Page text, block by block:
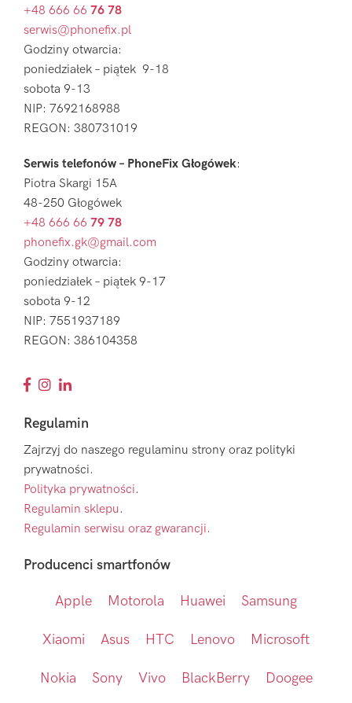
+48 666 66 76 78
serwis@phonefix.pl
Godziny otwarcia:
poniedziałek – piątek 9-18
sobota 9-13
NIP: 7692168988
REGON: 380731019
Serwis telefonów – PhoneFix Głogówek:
Piotra Skargi 15A
48-250 Głogówek
+48 666 66 79 78
phonefix.gk@gmail.com
Godziny otwarcia:
poniedziałek – piątek 9-17
sobota 9-12
NIP: 7551937189
REGON: 386104358
Regulamin
Zajrzyj do naszego regulaminu strony oraz polityki
prywatności.
Polityka prywatności.
Regulamin sklepu.
Regulamin serwisu oraz gwarancji.
Producenci smartfonów
Apple Motorola Huawei Samsung
Xiaomi Asus HTC Lenovo Microsoft
Nokia Sony Vivo BlackBerry Doogee